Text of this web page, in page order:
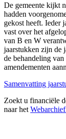
De gemeente kijkt
hadden
gekost heeft. Ieder
vast over het
van B en W
jaarstukken zijn de
de behandeling van
amendementen
Samenvatting
Zoekt u financiële
naar het